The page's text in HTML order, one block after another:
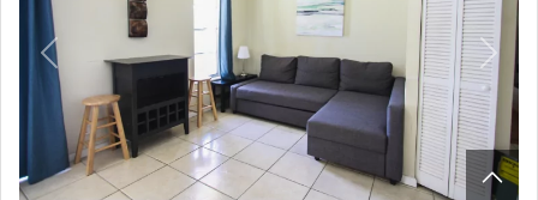
Previous Next